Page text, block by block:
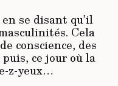
se disant qu’il
Cela
conscience, des
ce jour où la
z-yeux…